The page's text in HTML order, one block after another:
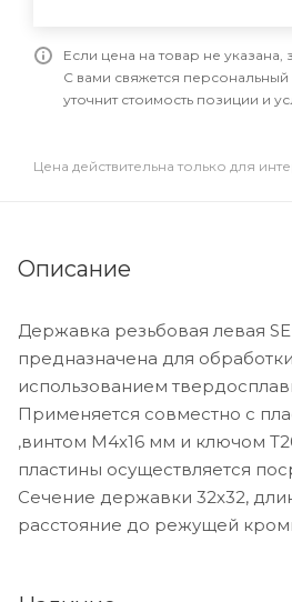
Если цена на товар не
С вами свяжется
уточнит стоимость позиции и
Цена действительна только для
Описание
Державка резьбовая левая
предназначена для
использованием
Применяется совместно с
,винтом M4x16 мм и ключом
пластины осуществляется
Сечение державки 32x32,
расстояние до режущей